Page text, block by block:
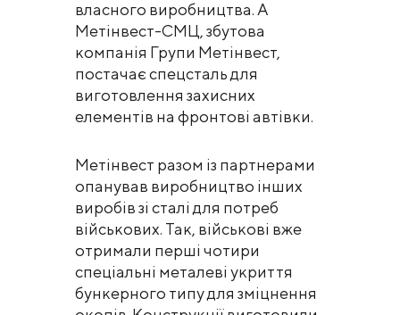
власного виробництва. А
Метінвест-СМЦ, збутова
компанія Групи Метінвест,
постачає спецсталь для
виготовлення захисних
елементів на фронтові автівки.
Метінвест разом із партнерами
опанував виробництво інших
виробів зі сталі для потреб
військових. Так, військові вже
отримали перші чотири
спеціальні металеві укриття
бункерного типу для зміцнення